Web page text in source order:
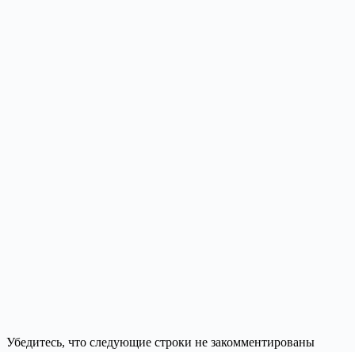
Убедитесь, что следующие строки не закомментированы